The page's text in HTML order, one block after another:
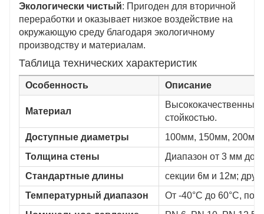
Экологически чистый: Пригоден для вторичной
переработки и оказывает низкое воздействие на
окружающую среду благодаря экологичному
производству и материалам.
Таблица технических характеристик
Особенность Описание
Материал
стойкостью.
Доступные диаметры
100мм, 150мм,
Толщина стены
Диапазон от 3 мм до
Стандартные длины
секции 6м и 12м;
Температурный диапазон
От -40°C до 60°C,